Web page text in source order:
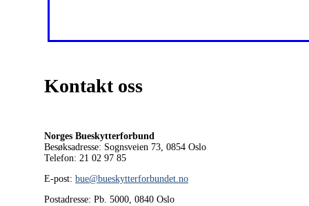
Kontakt oss
Norges Bueskytterforbund
Besøksadresse: Sognsveien 73, 0854 Oslo
Telefon: 21 02 97 85
E-post: bue@bueskytterforbundet.no
Postadresse: Pb. 5000, 0840 Oslo